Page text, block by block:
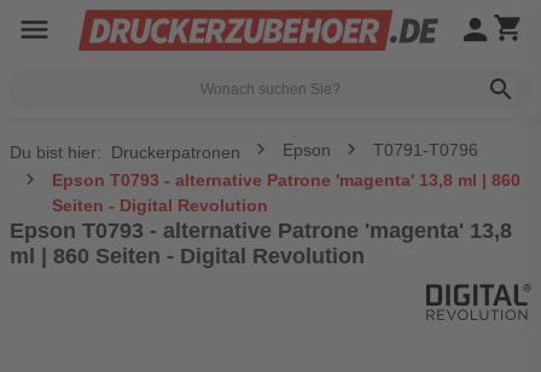
menu
search
person shopping_cart
Du bist hier: Druckerpatronen Epson
T0791-T0796
Epson T0793 - alternative Patrone 'magenta' 13,8 ml | 860
Seiten - Digital Revolution
Epson T0793 - alternative Patrone 'magenta' 13,8
ml | 860 Seiten - Digital Revolution